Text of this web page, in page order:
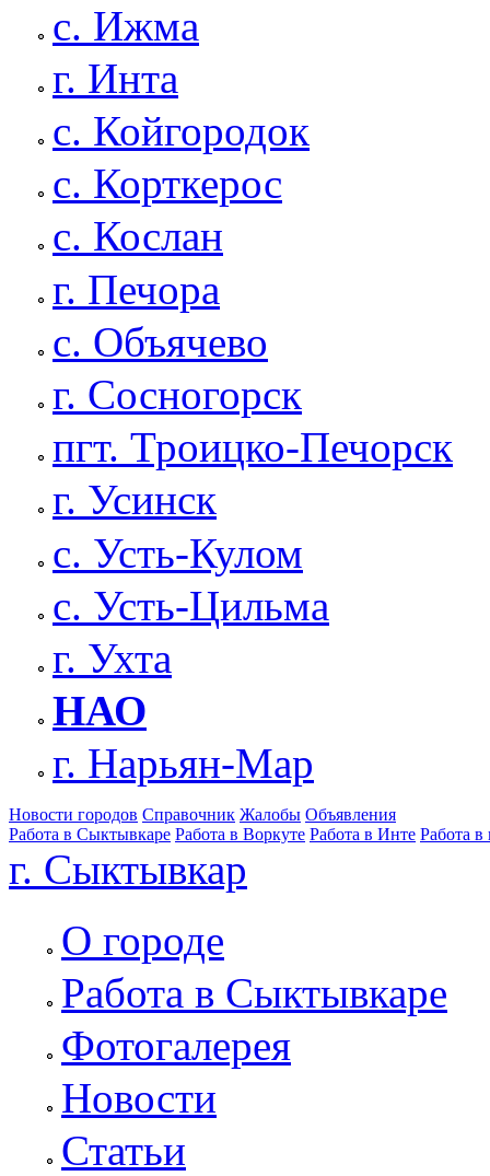
с. Ижма
г. Инта
с. Койгородок
с. Корткерос
с. Кослан
г. Печора
с. Объячево
г. Сосногорск
пгт. Троицко-Печорск
г. Усинск
с. Усть-Кулом
с. Усть-Цильма
г. Ухта
НАО
г. Нарьян-Мар
Новости городов Справочник Жалобы Объявления
Работа в Сыктывкаре Работа в Воркуте Работа в Инте Работа в
г. Сыктывкар
О городе
Работа в Сыктывкаре
Фотогалерея
Новости
Статьи